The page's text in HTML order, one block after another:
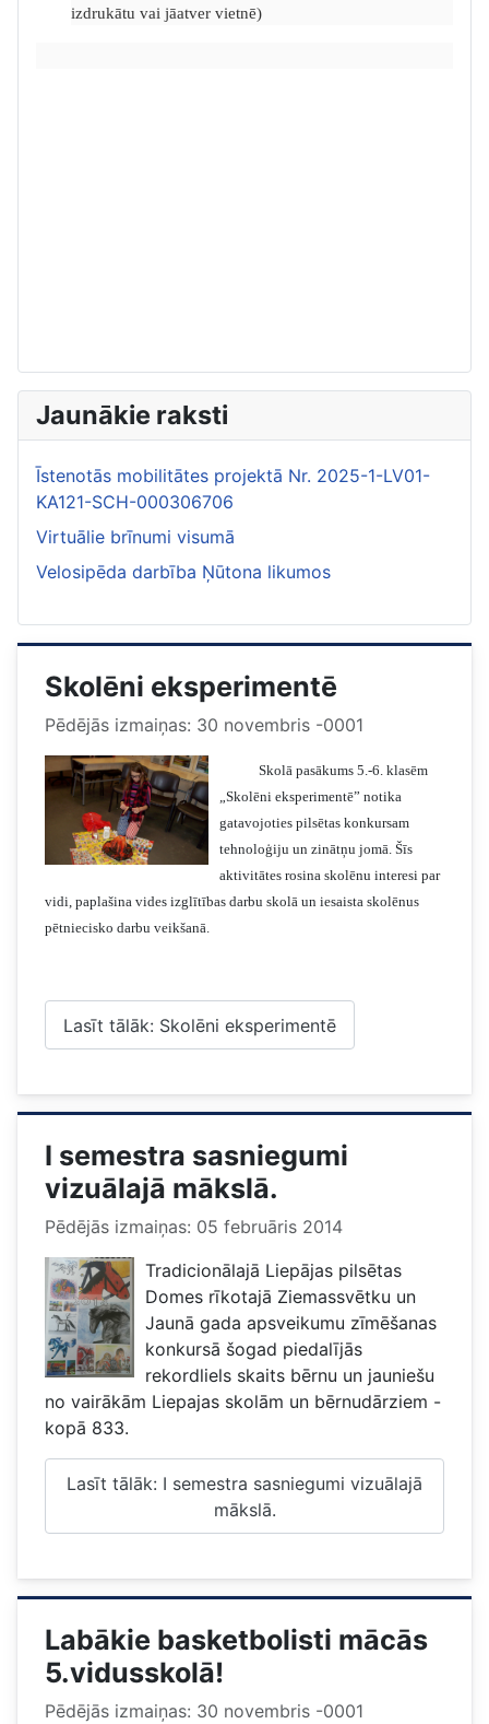
izdrukātu vai jāatver vietnē)
Jaunākie raksti
Īstenotās mobilitātes projektā Nr. 2025-1-LV01-
KA121-SCH-000306706
Virtuālie brīnumi visumā
Velosipēda darbība Ņūtona likumos
Skolēni eksperimentē
Pēdējās izmaiņas: 30 novembris -0001
Skolā pasākums 5.-6. klasēm
„Skolēni eksperimentē” notika
gatavojoties pilsētas konkursam
tehnoloģiju un zinātņu jomā. Šīs
aktivitātes rosina skolēnu interesi par
vidi, paplašina vides izglītības darbu skolā un iesaista skolēnus
pētniecisko darbu veikšanā.
Lasīt tālāk: Skolēni eksperimentē
I semestra sasniegumi
vizuālajā mākslā.
Pēdējās izmaiņas: 05 februāris 2014
Tradicionālajā Liepājas pilsētas
Domes rīkotajā Ziemassvētku un
Jaunā gada apsveikumu zīmēšanas
konkursā šogad piedalījās
rekordliels skaits bērnu un jauniešu
no vairākām Liepajas skolām un bērnudārziem -
kopā 833.
Lasīt tālāk: I semestra sasniegumi vizuālajā
mākslā.
Labākie basketbolisti mācās
5.vidusskolā!
Pēdējās izmaiņas: 30 novembris -0001